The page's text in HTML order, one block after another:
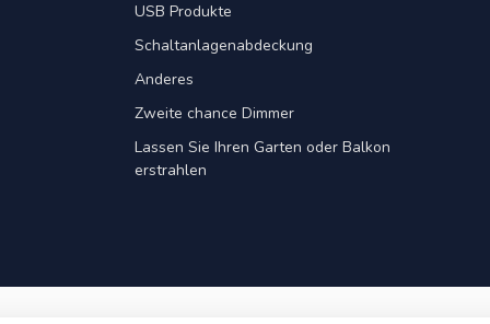
USB Produkte
Schaltanlagenabdeckung
Anderes
Zweite chance Dimmer
Lassen Sie Ihren Garten oder Balkon
erstrahlen